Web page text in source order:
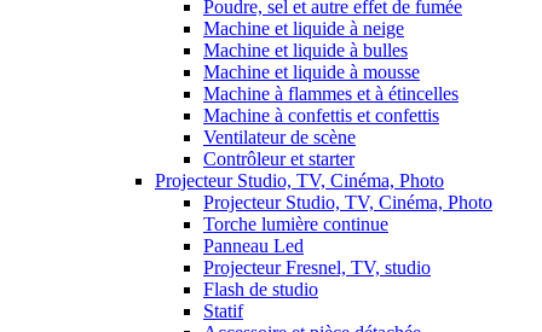
Poudre, sel et autre effet de fumée
Machine et liquide à neige
Machine et liquide à bulles
Machine et liquide à mousse
Machine à flammes et à étincelles
Machine à confettis et confettis
Ventilateur de scène
Contrôleur et starter
Projecteur Studio, TV, Cinéma, Photo
Projecteur Studio, TV, Cinéma, Photo
Torche lumière continue
Panneau Led
Projecteur Fresnel, TV, studio
Flash de studio
Statif